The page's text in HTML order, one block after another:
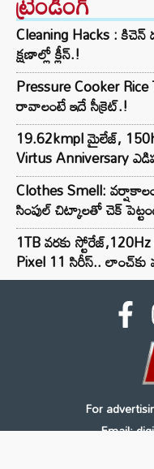
Cleaning Hacks :
క్షణాల్లో క్లీన్.!
Pressure Cooker Rice
రావాలంటే ఇదే సీక్రెట్.!
19.62kmpl మైలేజ్,
Virtus Anniversary
Clothes Smell:
సింపుల్ చిట్కాలతో చెక్
1TB వరకు
Pixel 11 సిరీస్.. లాంచ్⁭కు
For
Email: